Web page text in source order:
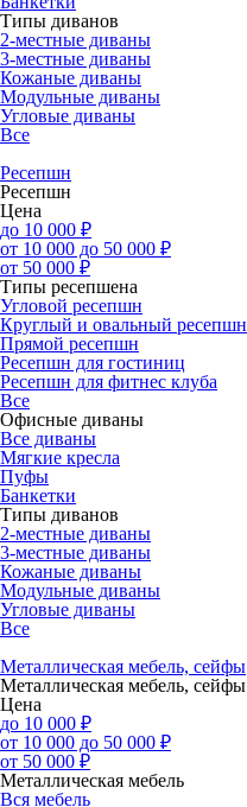
Типы диванов
2-местные диваны
3-местные диваны
Кожаные диваны
Модульные диваны
Угловые диваны
Все
Ресепшн
Ресепшн
Цена
до 10 000 ₽
от 10 000 до 50 000 ₽
от 50 000 ₽
Типы ресепшена
Угловой ресепшн
Круглый и овальный ресепшн
Прямой ресепшн
Ресепшн для гостиниц
Ресепшн для фитнес клуба
Все
Офисные диваны
Все диваны
Мягкие кресла
Пуфы
Банкетки
Типы диванов
2-местные диваны
3-местные диваны
Кожаные диваны
Модульные диваны
Угловые диваны
Все
Металлическая мебель, сейфы
Металлическая мебель, сейфы
Цена
до 10 000 ₽
от 10 000 до 50 000 ₽
от 50 000 ₽
Металлическая мебель
Вся мебель